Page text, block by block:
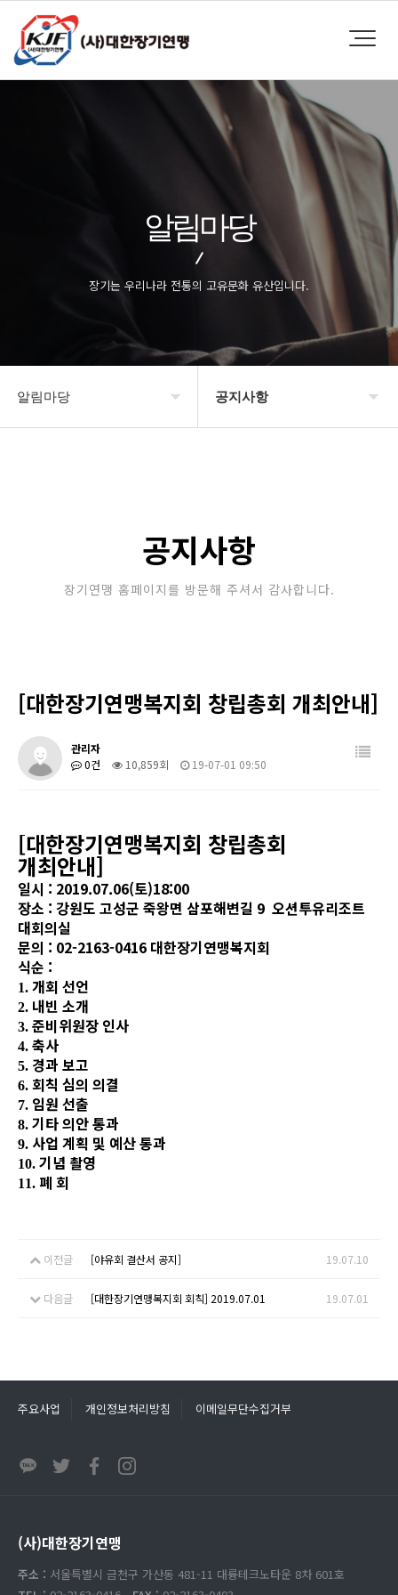
알림마당
장기는 우리나라 전통의 고유문화 유산입니다.
알림마당 공지사항
포토갤러리
공지사항
장기연맹 홈페이지를 방문해 주셔서 감사합니다.
[대한장기연맹복지회 창립총회 개최안내]
관리자
0건
10,859회 19-07-01 09:50
[대한장기연맹복지회 창립총회
개최안내]
일시 : 2019.07.06(토)18:00
장소 : 강원도 고성군 죽왕면 삼포해변길 9 오션투유리조트
대회의실
문의 : 02-2163-0416 대한장기연맹복지회
식순 :
1. 개회 선언
2. 내빈 소개
3. 준비위원장 인사
4. 축사
5. 경과 보고
6. 회칙 심의 의결
7. 임원 선출
8. 기타 의안 통과
9. 사업 계획 및 예산 통과
10. 기념 촬영
11. 폐 회
이전글 [야유회 결산서 공지] 19.07.10
다음글 [대한장기연맹복지회 회칙] 2019.07.01 19.07.01
주요사업 개인정보처리방침 이메일무단수집거부
(사)대한장기연맹
주소 : 서울특별시 금천구 가산동 481-11 대륭테크노타운 8차 601호